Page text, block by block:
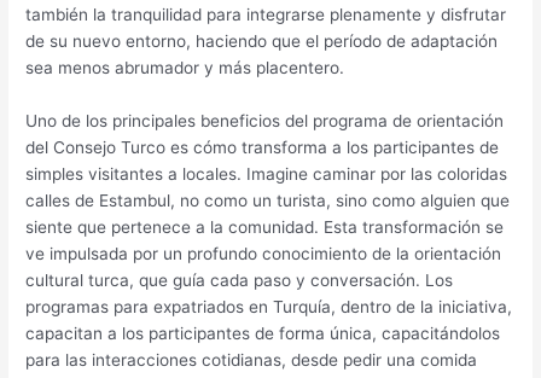
también la tranquilidad para integrarse plenamente y disfrutar
de su nuevo entorno, haciendo que el período de adaptación
sea menos abrumador y más placentero.
Uno de los principales beneficios del programa de orientación
del Consejo Turco es cómo transforma a los participantes de
simples visitantes a locales. Imagine caminar por las coloridas
calles de Estambul, no como un turista, sino como alguien que
siente que pertenece a la comunidad. Esta transformación se
ve impulsada por un profundo conocimiento de la orientación
cultural turca, que guía cada paso y conversación. Los
programas para expatriados en Turquía, dentro de la iniciativa,
capacitan a los participantes de forma única, capacitándolos
para las interacciones cotidianas, desde pedir una comida